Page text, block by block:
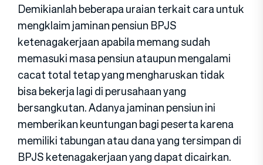
Demikianlah beberapa uraian terkait cara untuk
mengklaim jaminan pensiun BPJS
ketenagakerjaan apabila memang sudah
memasuki masa pensiun ataupun mengalami
cacat total tetap yang mengharuskan tidak
bisa bekerja lagi di perusahaan yang
bersangkutan. Adanya jaminan pensiun ini
memberikan keuntungan bagi peserta karena
memiliki tabungan atau dana yang tersimpan di
BPJS ketenagakerjaan yang dapat dicairkan.